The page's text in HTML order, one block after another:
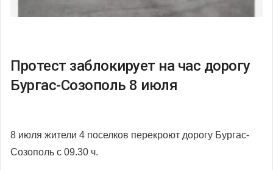
Протест заблокирует на час дорогу
Бургас-Созополь 8 июля
8 июля жители 4 поселков перекроют дорогу Бургас-
Созополь с 09.30 ч.